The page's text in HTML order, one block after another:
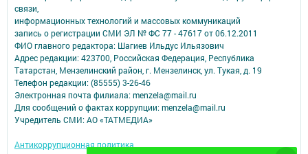
связи,
информационных технологий и массовых коммуникаций
запись о регистрации СМИ ЭЛ № ФС 77 - 47617 от 06.12.2011
ФИО главного редактора: Шагиев Ильдус Ильязович
Адрес редакции: 423700, Российская Федерация, Республика
Татарстан, Мензелинский район, г. Мензелинск, ул. Тукая, д. 19
Телефон редакции: (85555) 3-26-46
Электронная почта филиала: menzela@mail.ru
Для сообщений о фактах коррупции: menzela@mail.ru
Учредитель СМИ: АО «ТАТМЕДИА»
Антикоррупционная политика